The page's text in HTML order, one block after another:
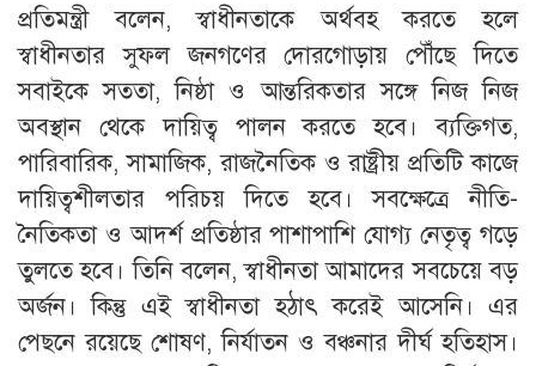
প্রতিমন্ত্রী বলেন, স্বাধীনতাকে অর্থবহ করতে হলে
স্বাধীনতার সুফল জনগণের দোরগোড়ায় পৌঁছে দিতে
সবাইকে সততা, নিষ্ঠা ও আন্তরিকতার সঙ্গে নিজ নিজ
অবস্থান থেকে দায়িত্ব পালন করতে হবে। ব্যক্তিগত,
পারিবারিক, সামাজিক, রাজনৈতিক ও রাষ্ট্রীয় প্রতিটি কাজে
দায়িত্বশীলতার পরিচয় দিতে হবে। সবক্ষেত্রে নীতি-
নৈতিকতা ও আদর্শ প্রতিষ্ঠার পাশাপাশি যোগ্য নেতৃত্ব গড়ে
তুলতে হবে। তিনি বলেন, স্বাধীনতা আমাদের সবচেয়ে বড়
অর্জন। কিন্তু এই স্বাধীনতা হঠাৎ করেই আসেনি। এর
পেছনে রয়েছে শোষণ, নির্যাতন ও বঞ্চনার দীর্ঘ হতিহাস।